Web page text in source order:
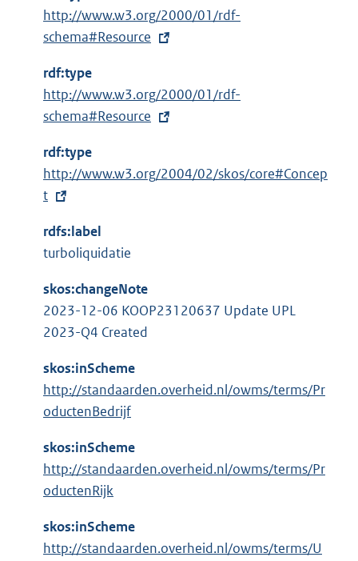
E
x
e
r
n
l
i
k
:
http://www.w3.org/2000/01/rdf-
schema#Resource
rdf:type
E
x
e
r
n
l
n
k
:
http://www.w3.org/2000/01/rdf-
schema#Resource
rdf:type
E
x
e
r
n
e
l
n
k
:
http://www.w3.org/2004/02/skos/core#Concep
t
rdfs:label
turboliquidatie
skos:changeNote
2023-12-06 KOOP23120637 Update UPL
2023-Q4 Created
skos:inScheme
http://standaarden.overheid.nl/owms/terms/Pr
oductenBedrijf
skos:inScheme
http://standaarden.overheid.nl/owms/terms/Pr
oductenRijk
skos:inScheme
http://standaarden.overheid.nl/owms/terms/U